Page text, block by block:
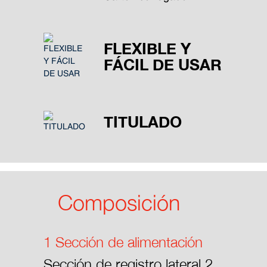
FLEXIBLE Y
FÁCIL DE USAR
TITULADO
Composición
1 Sección de alimentación